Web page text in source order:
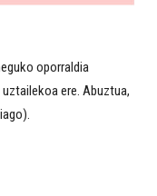
oporraldia
ere. Abuztua,